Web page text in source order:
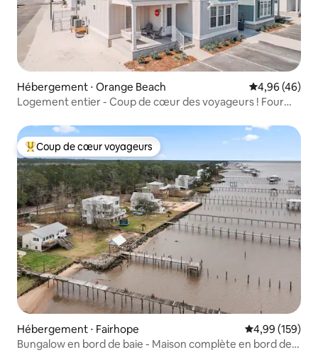
Hébergement ⋅ Orange Beach Évaluation
4,96 (46)
Logement entier - Coup de cœur des voyageurs ! Four
Coups de cœur voyageurs les plus appréciés
Coup de cœur voyageurs
Hébergement ⋅ Fairhope Évaluation
4,99 (159)
Bungalow en bord de baie - Maison complète en bord de